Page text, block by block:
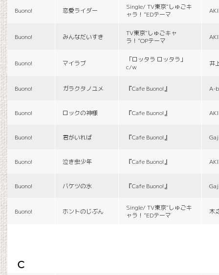
Buono! 恋愛ライダー
Single/ TV東京“しゅごキ
ャラ！”EDテーマ
Buono! みんなだいすき
TV東京“しゅごキャ
ラ！”OPテーマ
Buono! マイラブ
「ロッタラ ロッタラ」
c/w
井
Buono! ガラクタノユメ 『Cafe Buono!』 A-
Buono! ロックの神様 『Cafe Buono!』
Buono! 君がいれば 『Cafe Buono!』
Buono! 泣き虫少年 『Cafe Buono!』
Buono! バケツの水 『Cafe Buono!』
Buono! ホントのじぶん
Single/ TV東京“しゅごキ
ャラ！”EDテーマ
木
c